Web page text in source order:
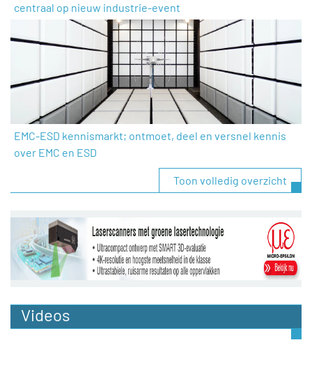
centraal op nieuw industrie-event
EMC-ESD kennismarkt; ontmoet, deel en versnel kennis
over EMC en ESD
Toon volledig overzicht
Videos